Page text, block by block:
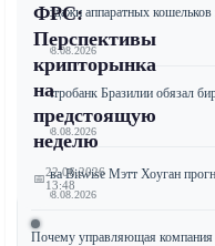
ФРС:
Перспективы
крипторынка
на
предстоящую
неделю
📅22.06.2026
13:48
Продажи аппаратных
...
📅 08.08.2026
Центробанк Бразилии обязал
з...
📅 08.08.2026
Глава Bitwise Мэтт Хоуган
📅 08.08.2026
Почему управляющая компания